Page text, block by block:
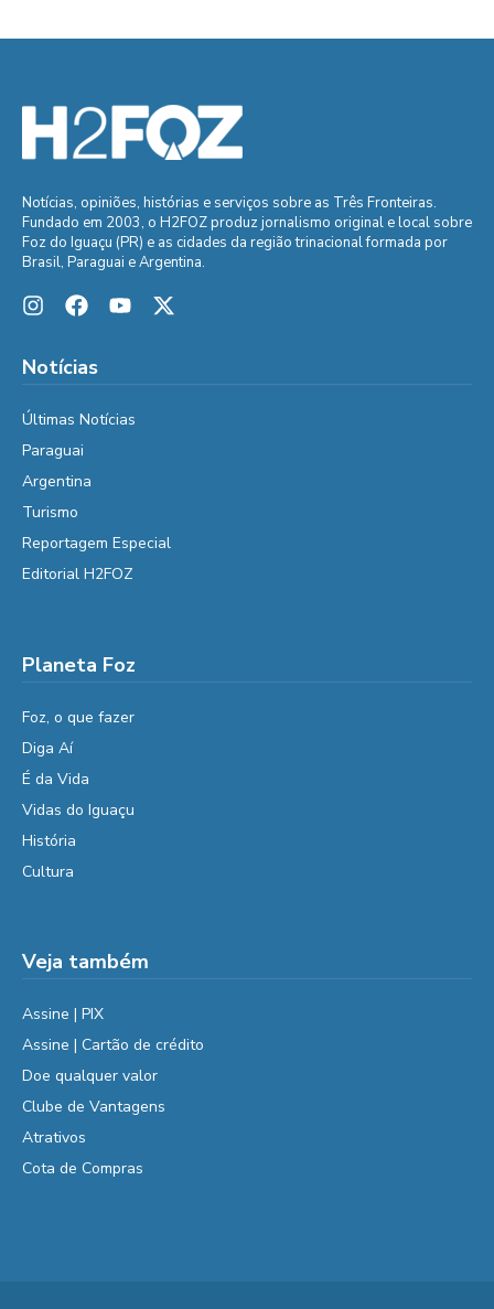
Notícias, opiniões, histórias e serviços sobre as Três Fronteiras.
Fundado em 2003, o H2FOZ produz jornalismo original e local sobre
Foz do Iguaçu (PR) e as cidades da região trinacional formada por
Brasil, Paraguai e Argentina.
Notícias
Últimas Notícias
Paraguai
Argentina
Turismo
Reportagem Especial
Editorial H2FOZ
Planeta Foz
Foz, o que fazer
Diga Aí
É da Vida
Vidas do Iguaçu
História
Cultura
Veja também
Assine | PIX
Assine | Cartão de crédito
Doe qualquer valor
Clube de Vantagens
Atrativos
Cota de Compras